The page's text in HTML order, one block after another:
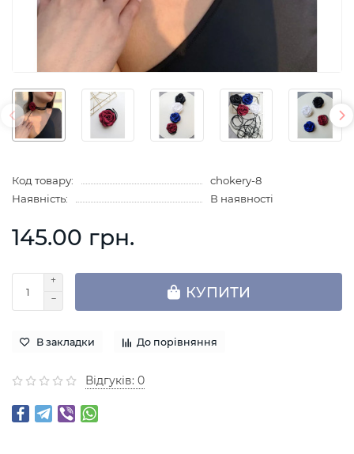
Код товару:
chokery-8
Наявність:
В наявності
145.00 грн.
КУПИТИ
В закладки До порівняння
Відгуків: 0